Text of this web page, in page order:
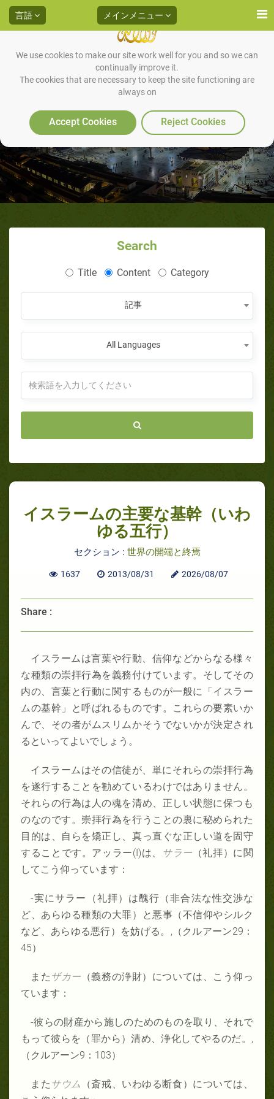
We use cookies to make our site work well for you and so we can
continually improve it.
The cookies that are necessary to keep the site functioning are
always on
Accept Cookies Reject Cookies
言語 メインメニュー
イスラームの主要な基幹（いわ
ゆる五行）
Search
Title Content Category
記事
All Languages
イスラームの主要な基幹（いわ
ゆる五行）
セクション : 世界の開端と終焉
1637 2013/08/31 2026/08/07
Share :
イスラームは言葉や行動、信仰などからなる様々
な種類の崇拝行為を義務付けています。そしてその
内の、言葉と行動に関するものが一般に「イスラー
ムの基幹」と呼ばれるものです。これらの要素いか
んで、その者がムスリムかそうでないかが決定され
るといってよいでしょう。
イスラームはその信徒が、単にそれらの崇拝行為
を遂行することを勧めているわけではありません。
それらの行為は人の魂を清め、正しい状態に保つも
のなのです。崇拝行為を行うことの裏に秘められた
目的は、自らを矯正し、真っ直ぐな正しい道を固守
することです。アッラー(I)は、
サラー （礼拝）に関
してこう仰っています：
-実にサラー（礼拝）は醜行（非合法な性交渉な
ど、あらゆる種類の大罪）と悪事（不信仰やシルク
など、あらゆる悪行）を妨げる。,（クルアーン29：
45）
また ザカー （義務の浄財）については、こう仰っ
ています：
-彼らの財産から施しのためのものを取り、それで
もって彼らを（罪から）清め、浄化してやるのだ。,
（クルアーン9：103）
また サウム （斎戒、いわゆる断食）については、